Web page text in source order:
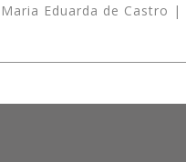
Maria Eduarda de Castro